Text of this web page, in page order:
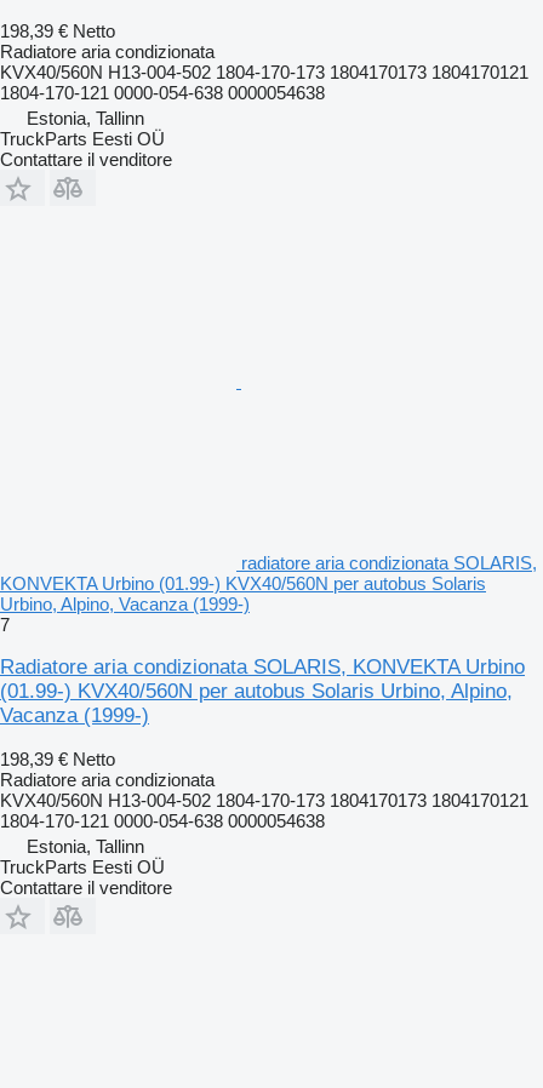
198,39 € Netto
Radiatore aria condizionata
KVX40/560N H13-004-502 1804-170-173 1804170173 1804170121
1804-170-121 0000-054-638 0000054638
Estonia, Tallinn
TruckParts Eesti OÜ
Contattare il venditore
radiatore aria condizionata SOLARIS,
KONVEKTA Urbino (01.99-) KVX40/560N per autobus Solaris
Urbino, Alpino, Vacanza (1999-)
7
Radiatore aria condizionata SOLARIS, KONVEKTA Urbino
(01.99-) KVX40/560N per autobus Solaris Urbino, Alpino,
Vacanza (1999-)
198,39 € Netto
Radiatore aria condizionata
KVX40/560N H13-004-502 1804-170-173 1804170173 1804170121
1804-170-121 0000-054-638 0000054638
Estonia, Tallinn
TruckParts Eesti OÜ
Contattare il venditore